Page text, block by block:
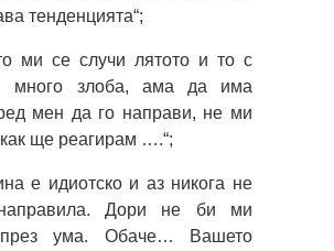
тенденцията“;
ми се случи лятото и то с
много злоба, ама да има
мен да го направи, не ми
ще реагирам ….“;
е идиотско и аз никога не
Дори не би ми
ума. Обаче… Вашето